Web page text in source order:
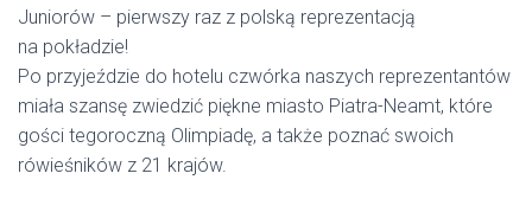
Juniorów – pierwszy raz z polską reprezentacją
na pokładzie!
Po przyjeździe do hotelu czwórka naszych reprezentantów
miała szansę zwiedzić piękne miasto Piatra-Neamt, które
gości tegoroczną Olimpiadę, a także poznać swoich
rówieśników z 21 krajów.